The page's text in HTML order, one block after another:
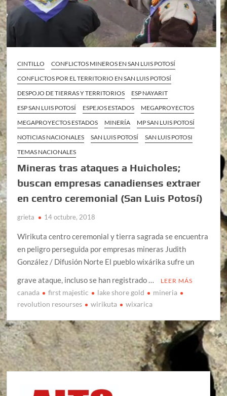
CINTILLO
CONFLICTOS MINEROS EN SAN LUIS POTOSÍ
CONFLICTOS POR EL TERRITORIO EN SAN LUIS POTOSÍ
DESPOJO DE TIERRAS Y TERRITORIOS
ESP NAYARIT
ESP SAN LUIS POTOSÍ
ESPEJOS ESTADOS
MEGAPROYECTOS
MEGAPROYECTOS ESTADOS
MINERÍA
MP SAN LUIS POTOSÍ
NOTICIAS NACIONALES
SAN LUIS POTOSÍ
SAN LUIS POTOSI
TEMAS NACIONALES
Mineras tras ataques a Huicholes;
buscan empresas canadienses extraer
en centro ceremonial (San Luis Potosí)
grieta 14 octubre, 2018
Wirikuta centro ceremonial y tierra sagrada se encuentra
en peligro perseguida por empresas mineras Judith
González / Difusión Norte El pueblo wixárika sufre un
grave ataque, incluso se han registrado …
LEER MÁS
canada first majestic lake shore gold
mineria
revolution resourses
wirikuta wixarica